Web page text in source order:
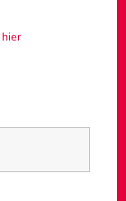
hier